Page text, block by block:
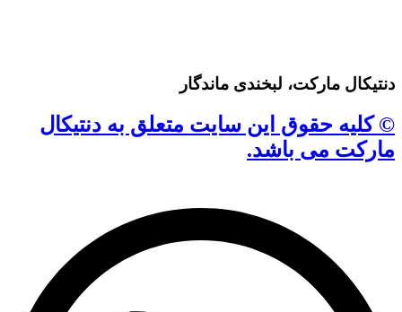
دنتیکال مارکت، لبخندی ماندگار
© کلیه حقوق این سایت متعلق به دنتیکال
مارکت می باشد.